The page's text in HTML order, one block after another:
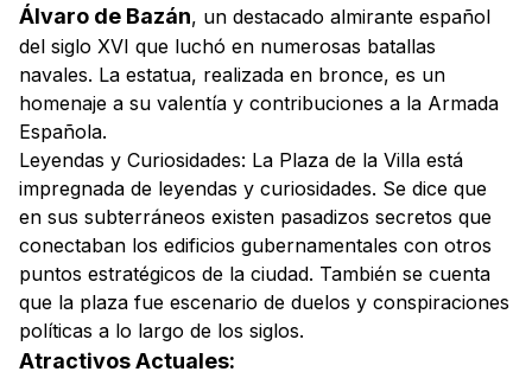
Álvaro de Bazán, un destacado almirante español
del siglo XVI que luchó en numerosas batallas
navales. La estatua, realizada en bronce, es un
homenaje a su valentía y contribuciones a la Armada
Española.
Leyendas y Curiosidades: La Plaza de la Villa está
impregnada de leyendas y curiosidades. Se dice que
en sus subterráneos existen pasadizos secretos que
conectaban los edificios gubernamentales con otros
puntos estratégicos de la ciudad. También se cuenta
que la plaza fue escenario de duelos y conspiraciones
políticas a lo largo de los siglos.
Atractivos Actuales: